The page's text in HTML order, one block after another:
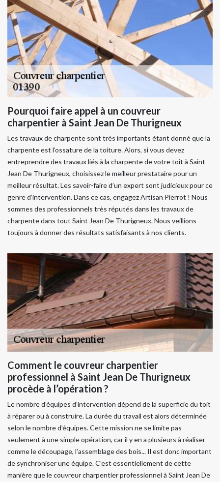
Pourquoi faire appel à un couvreur
charpentier à Saint Jean De Thurigneux
Les travaux de charpente sont très importants étant donné que la
charpente est l’ossature de la toiture. Alors, si vous devez
entreprendre des travaux liés à la charpente de votre toit à Saint
Jean De Thurigneux, choisissez le meilleur prestataire pour un
meilleur résultat. Les savoir-faire d’un expert sont judicieux pour ce
genre d’intervention. Dans ce cas, engagez Artisan Pierrot ! Nous
sommes des professionnels très réputés dans les travaux de
charpente dans tout Saint Jean De Thurigneux. Nous veillions
toujours à donner des résultats satisfaisants à nos clients.
Comment le couvreur charpentier
professionnel à Saint Jean De Thurigneux
procède à l’opération ?
Le nombre d’équipes d’intervention dépend de la superficie du toit
à réparer ou à construire. La durée du travail est alors déterminée
selon le nombre d’équipes. Cette mission ne se limite pas
seulement à une simple opération, car il y en a plusieurs à réaliser
comme le découpage, l’assemblage des bois... Il est donc important
de synchroniser une équipe. C’est essentiellement de cette
manière que le couvreur charpentier professionnel à Saint Jean De